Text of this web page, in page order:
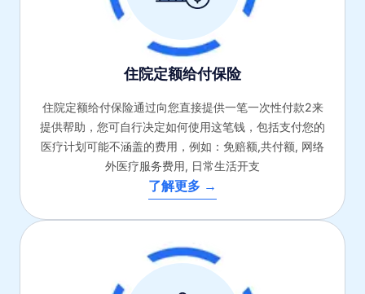
住院定额给付保险
住院定额给付保险通过向您直接提供一笔一次性付款2来
提供帮助，您可自行决定如何使用这笔钱，包括支付您的
医疗计划可能不涵盖的费用，例如：免赔额,共付额, 网络
外医疗服务费用, 日常生活开支
了解更多 →